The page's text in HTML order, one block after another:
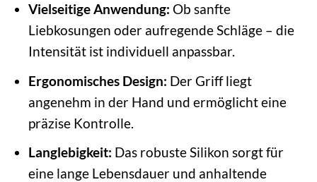
Vielseitige Anwendung: Ob sanfte
Liebkosungen oder aufregende Schläge – die
Intensität ist individuell anpassbar.
Ergonomisches Design: Der Griff liegt
angenehm in der Hand und ermöglicht eine
präzise Kontrolle.
Langlebigkeit: Das robuste Silikon sorgt für
eine lange Lebensdauer und anhaltende